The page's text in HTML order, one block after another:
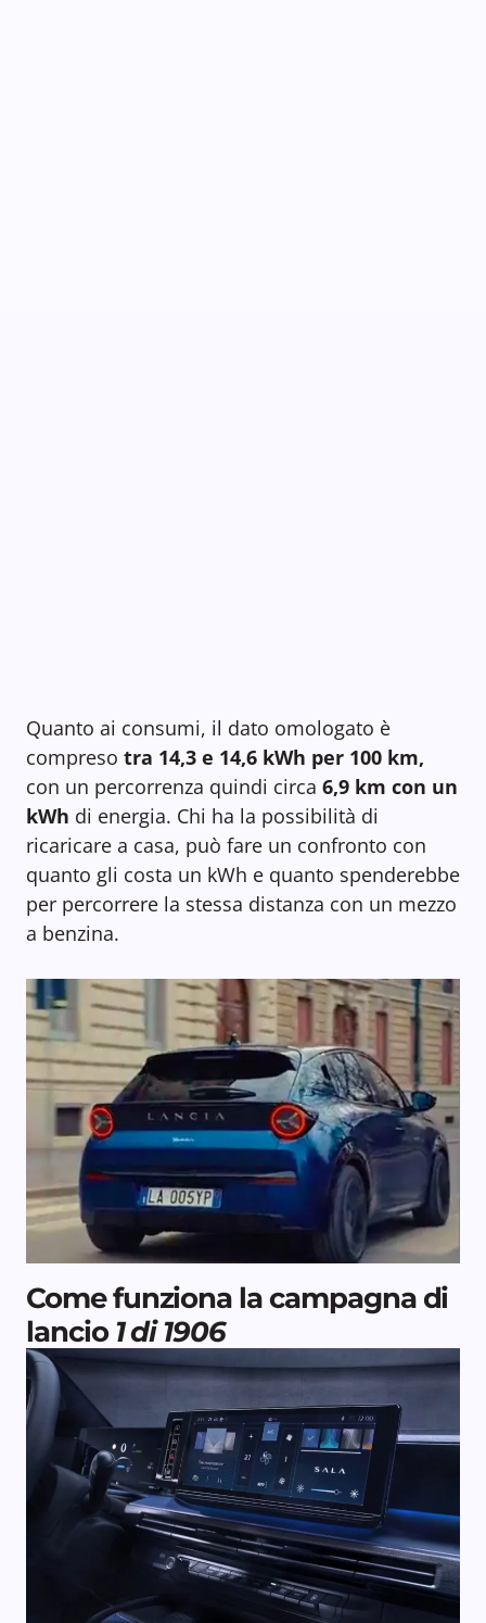
Quanto ai consumi, il dato omologato è
compreso tra 14,3 e 14,6 kWh per 100 km,
con un percorrenza quindi circa 6,9 km con un
kWh di energia. Chi ha la possibilità di
ricaricare a casa, può fare un confronto con
quanto gli costa un kWh e quanto spenderebbe
per percorrere la stessa distanza con un mezzo
a benzina.
Come funziona la campagna di
lancio1 di 1906